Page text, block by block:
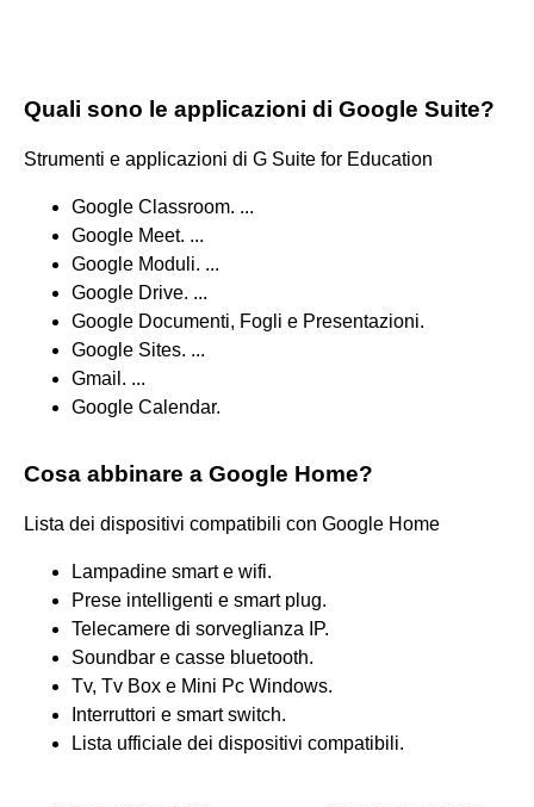
Quali sono le applicazioni di Google Suite?
Strumenti e applicazioni di G Suite for Education
Google Classroom. ...
Google Meet. ...
Google Moduli. ...
Google Drive. ...
Google Documenti, Fogli e Presentazioni.
Google Sites. ...
Gmail. ...
Google Calendar.
Cosa abbinare a Google Home?
Lista dei dispositivi compatibili con Google Home
Lampadine smart e wifi.
Prese intelligenti e smart plug.
Telecamere di sorveglianza IP.
Soundbar e casse bluetooth.
Tv, Tv Box e Mini Pc Windows.
Interruttori e smart switch.
Lista ufficiale dei dispositivi compatibili.